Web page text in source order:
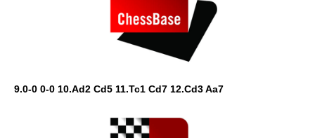
9.0-0 0-0 10.Ad2 Cd5 11.Tc1 Cd7 12.Cd3 Aa7